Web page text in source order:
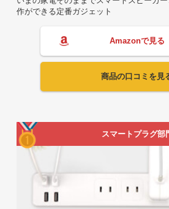
作ができる定番ガジェット
Amazonで見る
商品の口コミを見
スマートプラグ部